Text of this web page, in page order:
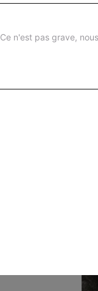
Ce n'est pas grave,